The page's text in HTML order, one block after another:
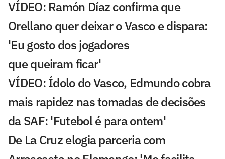
VÍDEO: Ramón Díaz confirma que
Orellano quer deixar o Vasco e dispara:
'Eu gosto dos jogadores
que queiram ficar'
VÍDEO: Ídolo do Vasco, Edmundo cobra
mais rapidez nas tomadas de decisões
da SAF: 'Futebol é para ontem'
De La Cruz elogia parceria com